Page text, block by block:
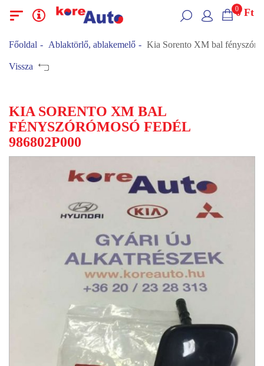
Kategóriák
Menü 00Ft
Főoldal Ablaktörlő, ablakemelő Kia Sorento XM bal
Vissza
KIA SORENTO XM BAL
FÉNYSZÓRÓMOSÓ FEDÉL
986802P000